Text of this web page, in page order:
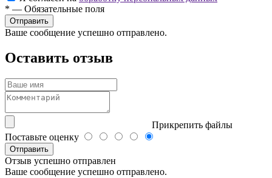
* — Обязательные поля
Ваше сообщение успешно отправлено.
Оставить отзыв
Прикрепить файлы
Поставьте оценку
Отправить
Отзыв успешно отправлен
Ваше сообщение успешно отправлено.